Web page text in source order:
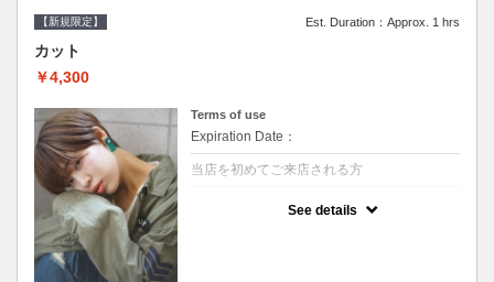
【新規限定】 Est. Duration：Approx. 1 hrs
カット
￥4,300
Terms of use
Expiration Date：
当店を初めてご来店される方
See details